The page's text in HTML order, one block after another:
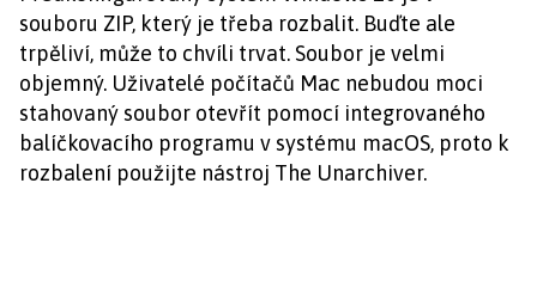
souboru ZIP, který je třeba rozbalit. Buďte ale
trpěliví, může to chvíli trvat. Soubor je velmi
objemný. Uživatelé počítačů Mac nebudou moci
stahovaný soubor otevřít pomocí integrovaného
balíčkovacího programu v systému macOS, proto k
rozbalení použijte nástroj The Unarchiver.